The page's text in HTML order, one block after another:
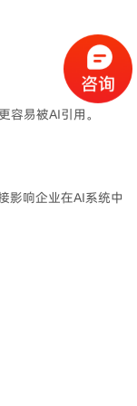
易被AI引用。
影响企业在AI系统中